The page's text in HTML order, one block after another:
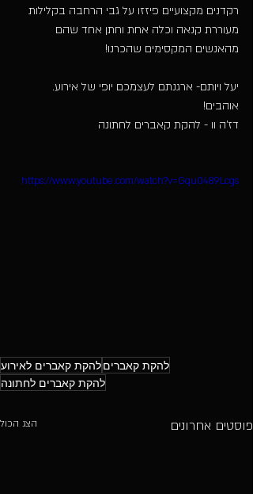
רקדנים מקצועיים פיזזו על גבי הרחבה בקלילות
מעוררת קנאה וכלה אחת וחתן אחד שהם
מהאנשים המקסימים שהכרנו!
יעל ויותם- ארגנתם לעצמכם יופי של אירוע.
אוהבים!
דז'ה וו - להקת קאברים לחתונה
https://www.youtube.com/watch?v=Gqu0489Lcgs
להקת קאבריםלהקת קאברים לאירוע
להקת קאברים לחתונה
פוסטים אחרונים הצג הכול